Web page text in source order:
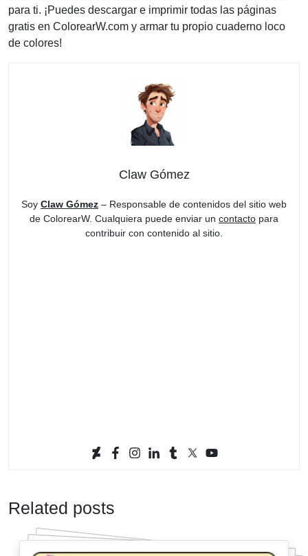
para ti. ¡Puedes descargar e imprimir todas las páginas
gratis en ColorearW.com y armar tu propio cuaderno loco
de colores!
Claw Gómez
Soy Claw Gómez – Responsable de contenidos del sitio web
de ColorearW. Cualquiera puede enviar un contacto para
contribuir con contenido al sitio.
Related posts